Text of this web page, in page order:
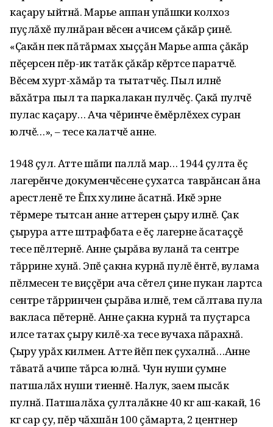
каçару ыйтнă. Марье аппан упăшки колхоз
пуçлăхĕ пулнăран вĕсен ачисем çăкăр çинĕ.
«Ҫакăн пек пăтăрмах хыççăн Марье аппа çăкăр
пĕçерсен пĕр-ик татăк çăкăр кĕртсе паратчĕ.
Вĕсем хурт-хăмăр та тытатчĕç. Пыл илнĕ
вăхăтра пыл та паркалакан пулчĕç. Ҫакă пулчĕ
пулас каçару… Ача чĕринче ĕмĕрлĕхех суран
юлчĕ…», – тесе калатчĕ анне.
1948 çул. Атте шăпи паллă мар… 1944 çулта ĕç
лагерĕнче докуменчĕсене çухатса таврăнсан ăна
арестленĕ те Ĕпхӱ хулине ăсатнă. Икĕ эрне
тĕрмере тытсан анне аттерен çыру илнĕ. Ҫак
çырура атте штрафбата е ĕç лагерне ăсатаççĕ
тесе пĕлтернĕ. Анне çырăва вуланă та сентре
тăррине хунă. Эпĕ çакна курнă пулĕ ĕнтĕ, вулама
пĕлмесен те виççĕри ача сĕтел çине пукан лартса
сентре тăрринчен çырăва илнĕ, тем сăлтава пула
вакласа пĕтернĕ. Анне çакна курнă та пуçтарса
илсе татах çыру килĕ-ха тесе вучаха пăрахнă.
Ҫыру урăх килмен. Атте йĕп пек çухалнă…Анне
тăватă ачипе тăрса юлнă. Чун нуши çумне
патшалăх нуши тиеннĕ. Налук, заем пысăк
пулнă. Патшалăха çулталăкне 40 кг аш-какай, 16
кг сар çу, пĕр чăхшăн 100 çăмарта, 2 центнер